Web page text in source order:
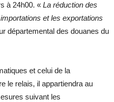
à 24h00. « La réduction des
et les exportations
départemental des douanes du
et celui de la
le relais, il appartiendra au
suivant les